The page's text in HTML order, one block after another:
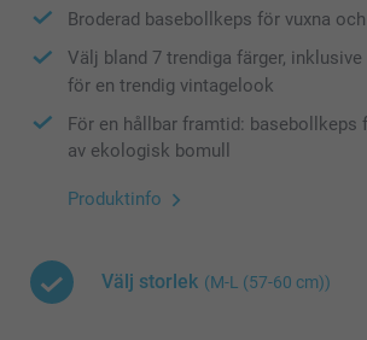
Broderad basebollkeps för vuxna
Välj bland 7 trendiga färger,
för en trendig vintagelook
För en hållbar framtid: basebollkeps
av ekologisk bomull
Produktinfo
Välj storlek (M-L (57-60 cm))